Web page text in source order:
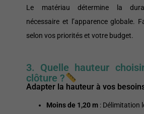
Le matériau détermine la
nécessaire et l’apparence globale.
selon vos priorités et votre budget.
3. Quelle hauteur
clôture ?
Adapter la hauteur à vos
Moins de 1,20 m : Délimitation